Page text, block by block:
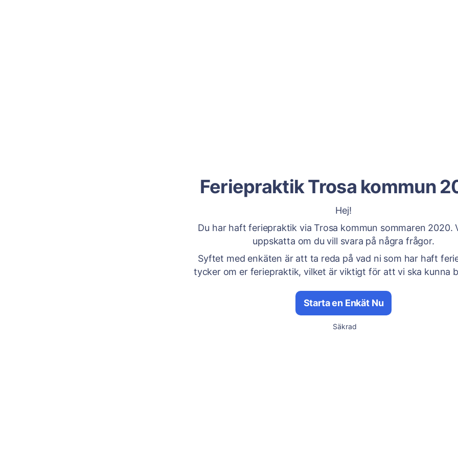
Feriepraktik Trosa kommun
Hej!
Du har haft feriepraktik via Trosa kommun sommaren 2020.
uppskatta om du vill svara på några frågor.
Syftet med enkäten är att ta reda på vad ni som har haft
tycker om er feriepraktik, vilket är viktigt för att vi ska kunna
Starta en Enkät Nu
Säkrad